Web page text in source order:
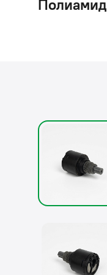
Полиамид